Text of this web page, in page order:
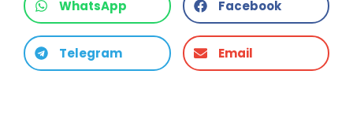
WhatsApp Facebook
Telegram Email